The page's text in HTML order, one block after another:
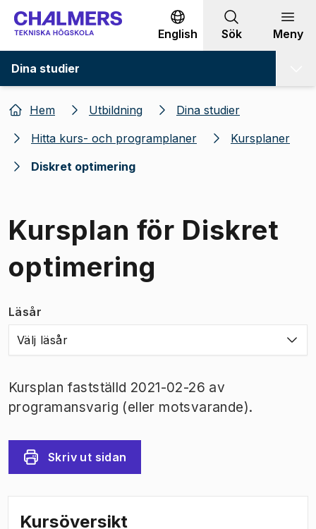
Gå till innehållet
English Sök Meny
Dina studier
Hem Utbildning
Dina studier
Hitta kurs- och programplaner
Kursplaner
Diskret optimering
Kursplan för Diskret
optimering
Läsår
Välj läsår
Kursplan fastställd 2021-02-26 av
programansvarig (eller motsvarande).
Skriv ut sidan
Kursöversikt